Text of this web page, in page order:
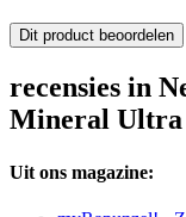
Dit product beoordelen
recensies in
Mineral Ultra
Uit ons magazine: